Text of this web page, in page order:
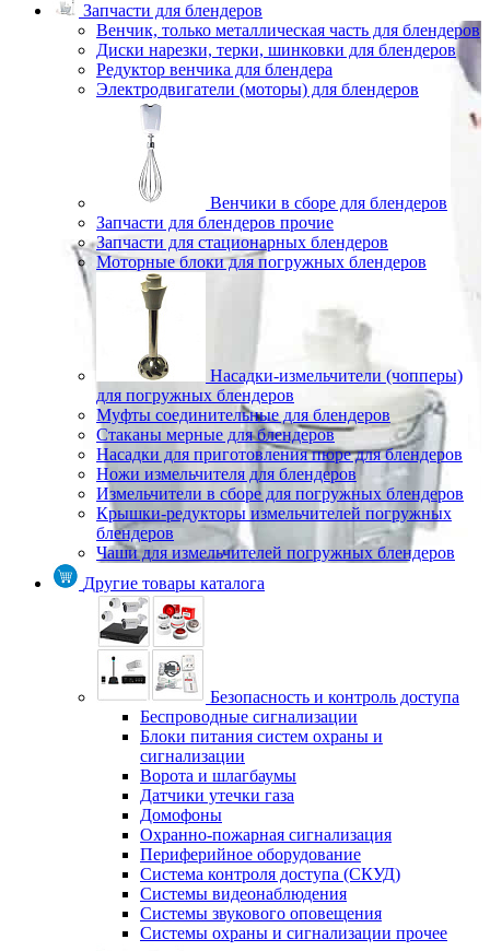
Запчасти для блендеров
Венчик, только металлическая часть для блендеров
Диски нарезки, терки, шинковки для блендеров
Редуктор венчика для блендера
Электродвигатели (моторы) для блендеров
Венчики в сборе для блендеров
Запчасти для блендеров прочие
Запчасти для стационарных блендеров
Моторные блоки для погружных блендеров
Насадки-измельчители (чопперы)
для погружных блендеров
Муфты соединительные для блендеров
Стаканы мерные для блендеров
Насадки для приготовления пюре для блендеров
Ножи измельчителя для блендеров
Измельчители в сборе для погружных блендеров
Крышки-редукторы измельчителей погружных
блендеров
Чаши для измельчителей погружных блендеров
Другие товары каталога
Безопасность и контроль доступа
Беспроводные сигнализации
Блоки питания систем охраны и
сигнализации
Ворота и шлагбаумы
Датчики утечки газа
Домофоны
Охранно-пожарная сигнализация
Периферийное оборудование
Система контроля доступа (СКУД)
Системы видеонаблюдения
Системы звукового оповещения
Системы охраны и сигнализации прочее